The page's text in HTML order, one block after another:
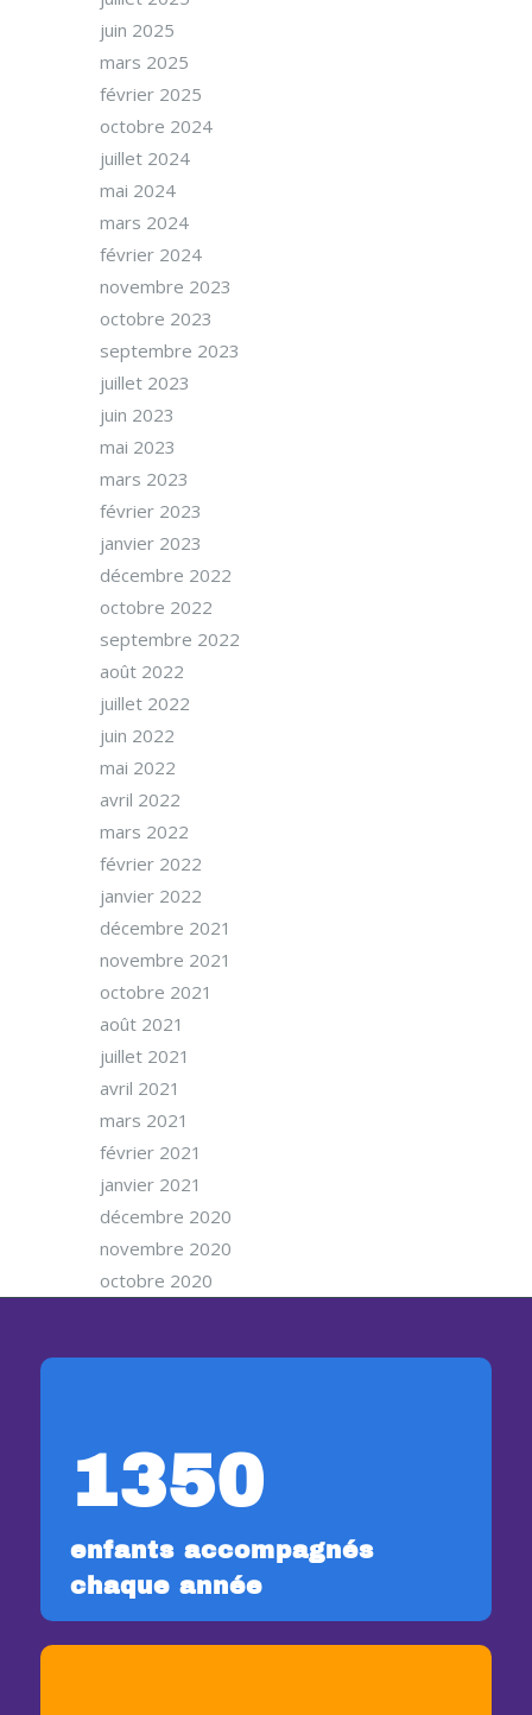
juin 2025
mars 2025
février 2025
octobre 2024
juillet 2024
mai 2024
mars 2024
février 2024
novembre 2023
octobre 2023
septembre 2023
juillet 2023
juin 2023
mai 2023
mars 2023
février 2023
janvier 2023
décembre 2022
octobre 2022
septembre 2022
août 2022
juillet 2022
juin 2022
mai 2022
avril 2022
mars 2022
février 2022
janvier 2022
décembre 2021
novembre 2021
octobre 2021
août 2021
juillet 2021
avril 2021
mars 2021
février 2021
janvier 2021
décembre 2020
novembre 2020
octobre 2020
1350
enfants accompagnés
chaque année